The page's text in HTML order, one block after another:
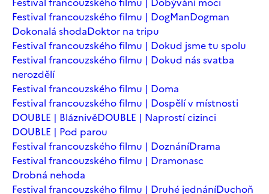
Festival francouzského filmu | DogManDogman
Dokonalá shodaDoktor na tripu
Festival francouzského filmu | Dokud jsme tu spolu
Festival francouzského filmu | Dokud nás svatba
nerozdělí
Festival francouzského filmu | Doma
Festival francouzského filmu | Dospělí v místnosti
DOUBLE | BláznivěDOUBLE | Naprostí cizinci
DOUBLE | Pod parou
Festival francouzského filmu | DoznáníDrama
Festival francouzského filmu | Dramonasc
Drobná nehoda
Festival francouzského filmu | Druhé jednáníDuchoň